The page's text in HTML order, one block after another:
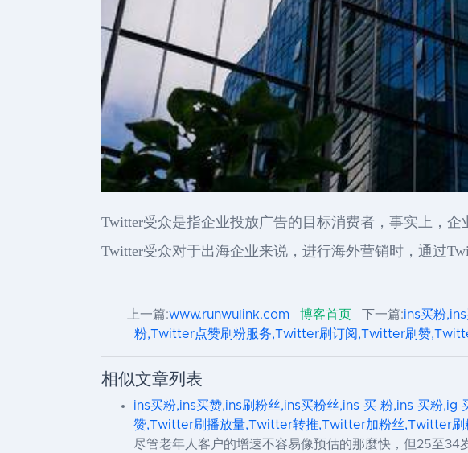
Twitter受众是指企业投放广告的目标消费者，事实上，
Twitter受众对于出海企业来说，进行海外营销时，通过
上一篇:www.runwulink.com 博客首页 下一篇:ins买粉
粉,Twitter点赞刷粉服务,Twitter刷订阅,Twitter刷赞
相似文章列表
ins买粉,ins买赞,ins刷粉丝,ins买粉丝,ins 买 粉,ins 买粉
赞,Twitter刷播放量,Twitter转推,Twitter加粉丝,Twitter
尽管老年人客户的增速不容易像预估的那麼快，但25至34